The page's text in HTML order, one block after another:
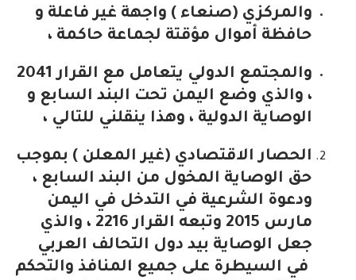
والمركزي (صنعاء ) واجهة غير فاعلة و
حافظة أموال مؤقتة لجماعة حاكمة ،
والمجتمع الدولي يتعامل مع القرار 2041
، والذي وضع اليمن تحت البند السابع و
الوصاية الدولية ، وهذا ينقلني للتالي ،
الحصار الاقتصادي (غير المعلن ) بموجب
حق الوصاية المخول من البند السابع ،
ودعوة الشرعية في التدخل في اليمن
مارس 2015 وتبعه القرار 2216 ، والذي
جعل الوصاية بيد دول التحالف العربي
في السيطرة على جميع المنافذ والتحكم